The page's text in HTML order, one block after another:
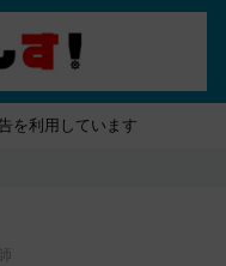
を利用しています